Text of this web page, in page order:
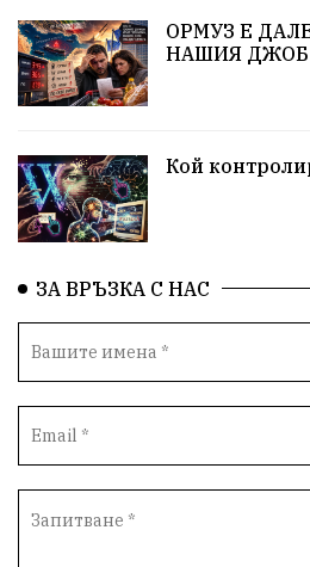
Хасково добри дела
здравословен живот
ЗаедноМожемПовече Село
РИОСВ МОСВ
Ивайловград
ОРМУЗ Е
НАШИЯ ДЖОБ
Кой
ЗА ВРЪЗКА С НАС